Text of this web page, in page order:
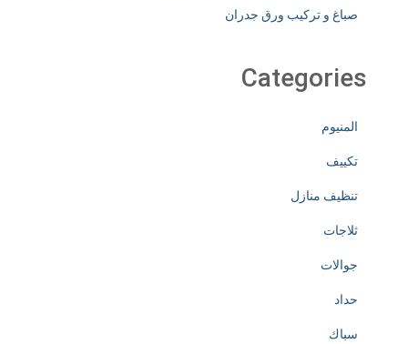
صباغ و تركيب ورق جدران
Categories
المنيوم
تكييف
تنظيف منازل
ثلاجات
جوالات
حداد
سباك